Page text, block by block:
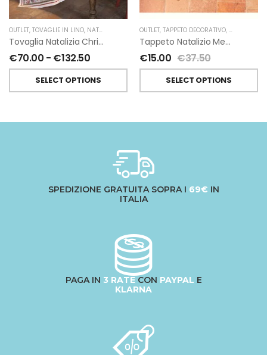
OUTLET, TOVAGLIE IN LINO, NATALE TESSITURA TOSCANA TELERIE
Tovaglia Natalizia Christmas Shopping In Lino Di Tessitura Toscana Telerie
€70.00 - €132.50
SELECT OPTIONS
OUTLET, TAPPETO DECORATIVO, NATALE
Tappeto Natalizio Medley Di Tessitura Toscana Telerie
€15.00 €37.50
SELECT OPTIONS
SPEDIZIONE GRATUITA SOPRA I 69€ IN
ITALIA
PAGA IN 3 RATECON PAYPAL E
KLARNA